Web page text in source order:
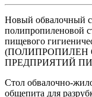
Новый обвалочный
полипропиленовой
пищевого
(ПОЛИПРОПИЛЕН
ПРЕДПРИЯТИЙ
Стол обвалочно-
общепита для